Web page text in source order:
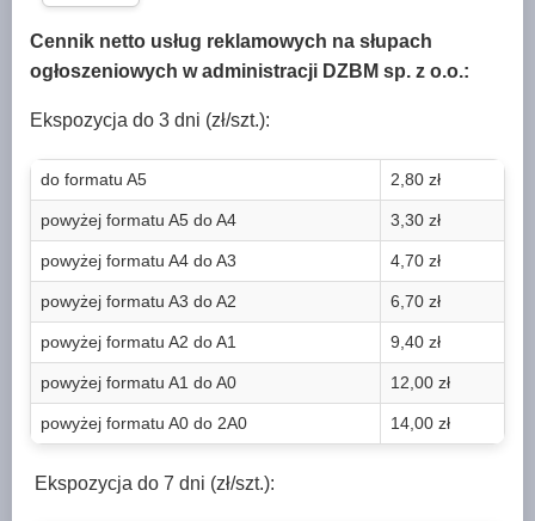
Cennik netto usług reklamowych na słupach
ogłoszeniowych w administracji DZBM sp. z o.o.:
Ekspozycja do 3 dni (zł/szt.):
do formatu A5 2,80 zł
powyżej formatu A5 do A4 3,30 zł
powyżej formatu A4 do A3 4,70 zł
powyżej formatu A3 do A2 6,70 zł
powyżej formatu A2 do A1 9,40 zł
powyżej formatu A1 do A0 12,00 zł
powyżej formatu A0 do 2A0 14,00 zł
Ekspozycja do 7 dni (zł/szt.):